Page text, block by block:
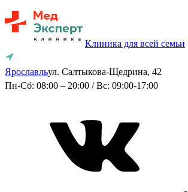
Клиника для всей семьи
Ярославльул. Салтыкова-Щедрина, 42
Пн-Сб: 08:00 – 20:00 / Вс: 09:00-17:00